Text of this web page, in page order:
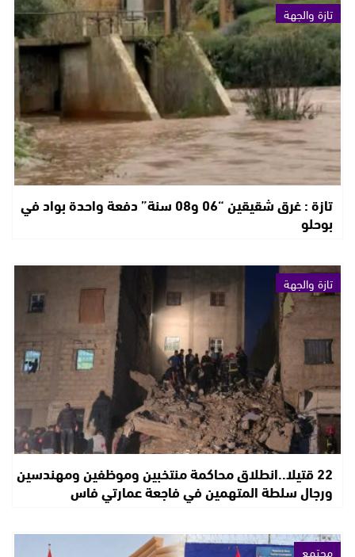
تازة والجهة
تازة : غرق شقيقين “06 و08 سنة” دفعة واحدة بواد في
بوحلو
تازة والجهة
22 قتيلا..انطلاق محاكمة منتخبين وموظفين ومهندسين
ورجال سلطة المتهمين في فاجعة عمارتي فاس
مجتمع